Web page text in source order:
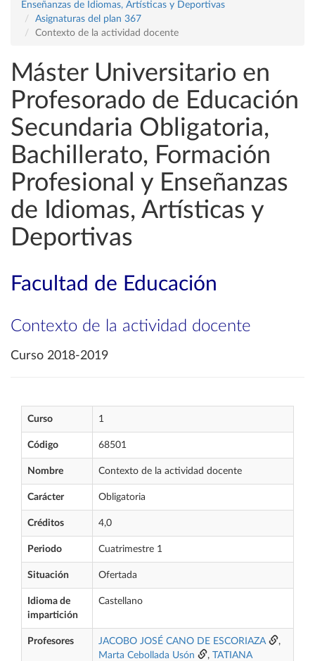
Enseñanzas de Idiomas, Artísticas y Deportivas
Asignaturas del plan 367
Contexto de la actividad docente
Máster Universitario en
Profesorado de Educación
Secundaria Obligatoria,
Bachillerato, Formación
Profesional y Enseñanzas
de Idiomas, Artísticas y
Deportivas
Facultad de Educación
Contexto de la actividad docente
Curso 2018-2019
Curso 1
Código 68501
Nombre Contexto de la actividad docente
Carácter Obligatoria
Créditos 4,0
Periodo Cuatrimestre 1
Situación Ofertada
Idioma de
impartición
Castellano
Profesores JACOBO JOSÉ CANO DE ESCORIAZA
,
Marta Cebollada Usón
,
TATIANA